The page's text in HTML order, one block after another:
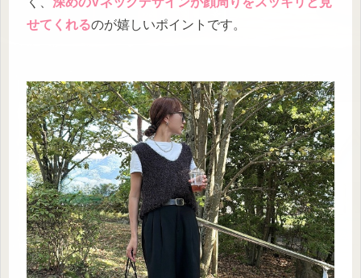
せてくれるのが嬉しいポイントです。